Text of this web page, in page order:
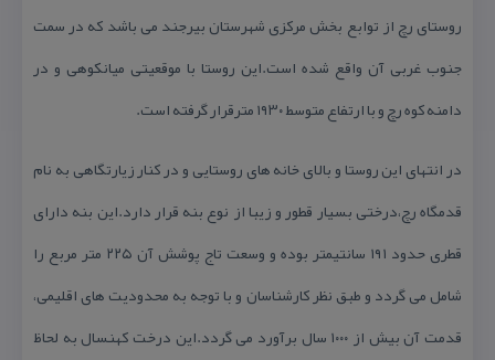
روستای رچ از توابع بخش مركزی شهرستان بیرجند می باشد كه در سمت
جنوب غربی آن واقع شده است.این روستا با موقعیتی میانكوهی و در
دامنه كوه رچ و با ارتفاع متوسط ۱۹۳۰ مترقرار گرفته است.
در انتهای این روستا و بالای خانه های روستایی و در كنار زیارتگاهی به نام
قدمگاه رچ،درختی بسیار قطور و زیبا از نوع بنه قرار دارد.این بنه دارای
قطری حدود ۱۹۱ سانتیمتر بوده و وسعت تاج پوشش آن ۲۲۵ متر مربع را
شامل می گردد و طبق نظر كارشناسان و با توجه به محدودیت های اقلیمی،
قدمت آن بیش از ۱۰۰۰ سال برآورد می گردد.این درخت كهنسال به لحاظ